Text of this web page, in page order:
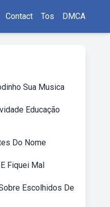
Contact Tos DMCA
Sua Musica
Educação
Do Nome
Fiquei Mal
Escolhidos De